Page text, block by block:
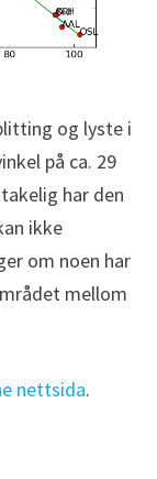
og lyste i
på ca. 29
har den
ikke
om noen har
mellom
nettsida.